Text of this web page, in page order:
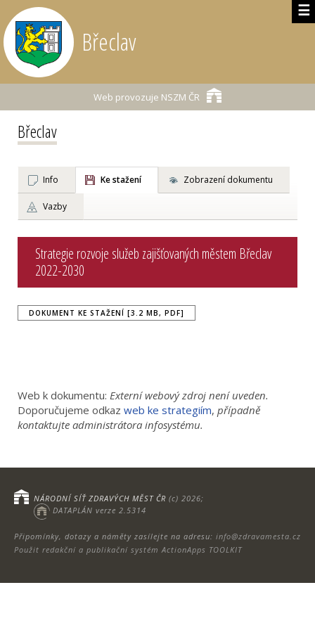
☰
Břeclav
Web provozuje NSZM ČR
Břeclav
Info Ke stažení Zobrazení dokumentu
Vazby
Strategie rozvoje služeb zajišťovaných městem Břeclav
2022-2030
DOKUMENT KE STAŽENÍ [3.2 MB, PDF]
Web k dokumentu: Externí webový zdroj není uveden.
Doporučujeme odkaz web ke strategiím, případně
kontaktujte administrátora infosystému.
Připomínky, dotazy a náměty zasílejte na adresu: info@zdravamesta.cz
Použit redakční a publikační systém ActionApps TOOLKIT
NÁRODNÍ SÍŤ ZDRAVÝCH MĚST ČR (c) 2026;
DATAPLÁN verze 2.5314